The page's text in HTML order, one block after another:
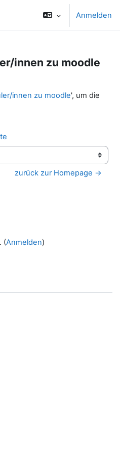
Anmelden
innen zu moodle
innen zu moodle', um die
zurück zur Homepage →
(Anmelden)